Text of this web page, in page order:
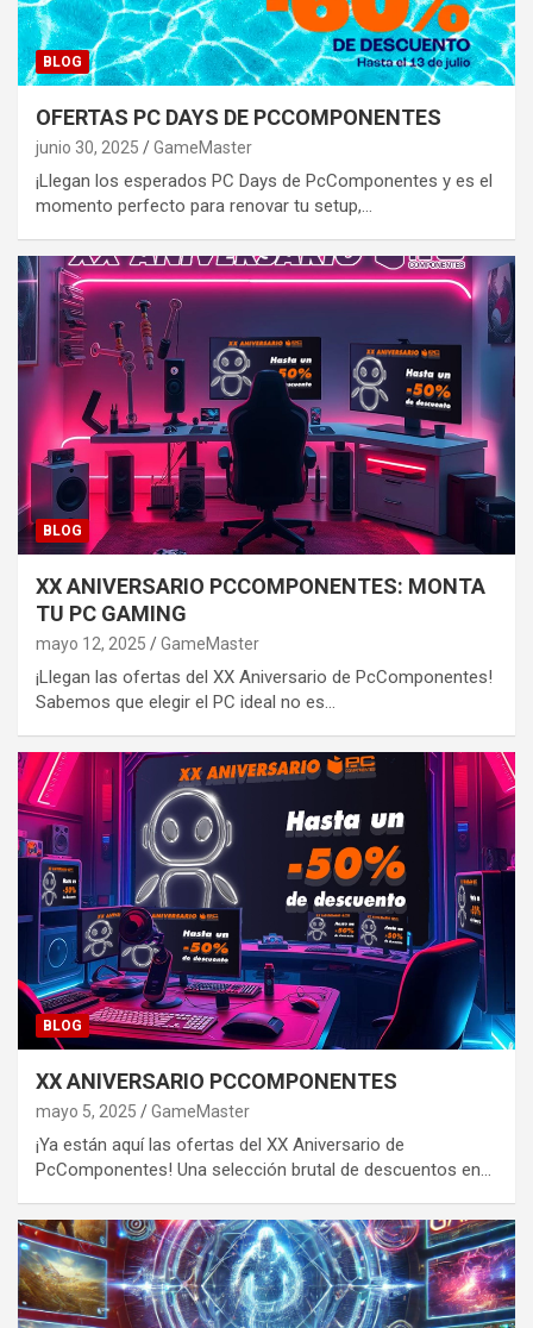
BLOG
OFERTAS PC DAYS DE PCCOMPONENTES
junio 30, 2025 GameMaster
¡Llegan los esperados PC Days de PcComponentes y es el
momento perfecto para renovar tu setup,…
BLOG
XX ANIVERSARIO PCCOMPONENTES: MONTA
TU PC GAMING
mayo 12, 2025 GameMaster
¡Llegan las ofertas del XX Aniversario de PcComponentes!
Sabemos que elegir el PC ideal no es…
BLOG
XX ANIVERSARIO PCCOMPONENTES
mayo 5, 2025 GameMaster
¡Ya están aquí las ofertas del XX Aniversario de
PcComponentes! Una selección brutal de descuentos en…